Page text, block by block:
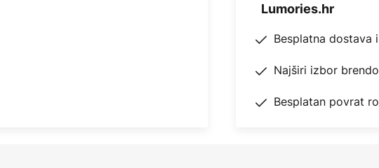
Lumories.hr
Besplatna dostava
Najširi izbor
Besplatan povrat